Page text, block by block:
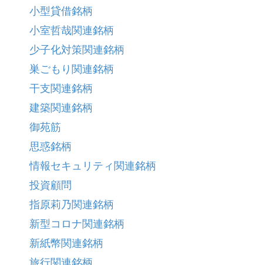
小型貸借銘柄
小室哲哉関連銘柄
少子化対策関連銘柄
巣ごもり関連銘柄
干支関連銘柄
建築関連銘柄
御苑筋
思惑銘柄
情報セキュリティ関連銘柄
投資顧問
指原莉乃関連銘柄
新型コロナ関連銘柄
新紙幣関連銘柄
旅行関連銘柄